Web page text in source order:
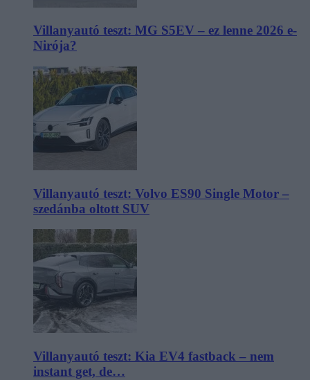
Villanyautó teszt: MG S5EV – ez lenne 2026 e-
Nirója?
Villanyautó teszt: Volvo ES90 Single Motor –
szedánba oltott SUV
Villanyautó teszt: Kia EV4 fastback – nem
instant get, de…